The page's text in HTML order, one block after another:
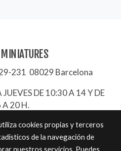
MINIATURES
231 08029 Barcelona
DE 10:30 A 14 Y DE
A 20 H.
miniatures.es
cookies propias y terceros
de la navegación de
nuestros servicios. Puedes